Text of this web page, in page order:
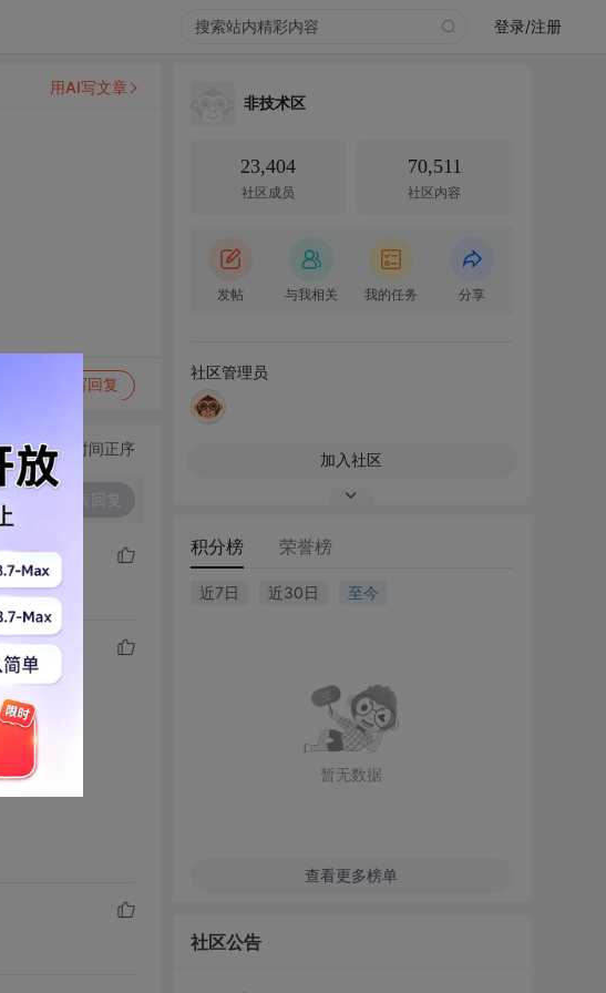
登录/注册
写回复
用AI写文章
切换为时间正序
非技术区
23,404
社区成员
70,511
社区内容
发帖 与我相关 我的任务 分享
社区管理员
加入社区
积分榜 荣誉榜
近7日 近30日 至今
暂无数据
查看更多榜单
社区公告